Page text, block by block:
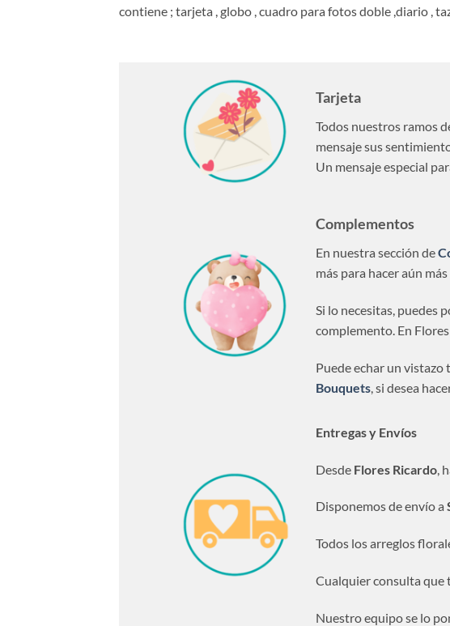
contiene ; tarjeta , globo , cuadro para fotos doble ,diario ,
Tarjeta
Todos nuestros ramos
mensaje sus
Un mensaje especial
Complementos
En nuestra sección de
más para hacer aún
Si lo necesitas, puedes
complemento. En
Puede echar un vistazo
Bouquets, si desea
Entregas y Envíos
Desde Flores Ricardo,
Disponemos de envío a
Todos los arreglos
Cualquier consulta que
Nuestro equipo se lo